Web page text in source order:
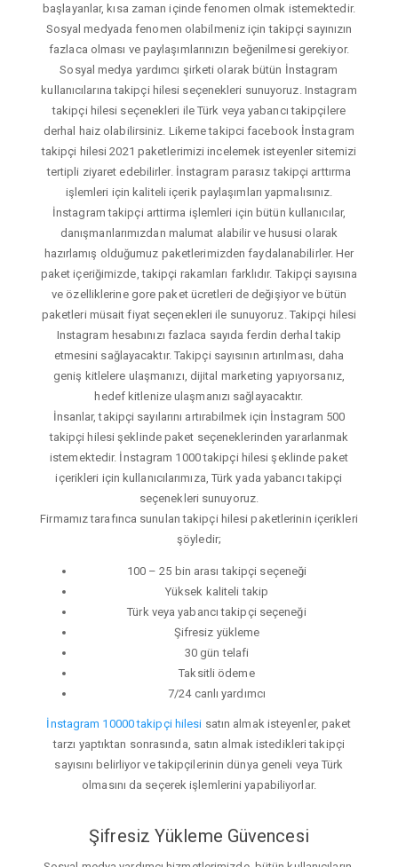
başlayanlar, kısa zaman içinde fenomen olmak istemektedir.
Sosyal medyada fenomen olabilmeniz için takipçi sayınızın
fazlaca olması ve paylaşımlarınızın beğenilmesi gerekiyor.
Sosyal medya yardımcı şirketi olarak bütün İnstagram
kullanıcılarına takipçi hilesi seçenekleri sunuyoruz. Instagram
takipçi hilesi seçenekleri ile Türk veya yabancı takipçilere
derhal haiz olabilirsiniz. Likeme takipci facebook İnstagram
takipçi hilesi 2021 paketlerimizi incelemek isteyenler sitemizi
tertipli ziyaret edebilirler. İnstagram parasız takipçi arttırma
işlemleri için kaliteli içerik paylaşımları yapmalısınız.
İnstagram takipçi arttirma işlemleri için bütün kullanıcılar,
danışmanlarımızdan malumat alabilir ve hususi olarak
hazırlamış olduğumuz paketlerimizden faydalanabilirler. Her
paket içeriğimizde, takipçi rakamları farklıdır. Takipçi sayısına
ve özelliklerine gore paket ücretleri de değişiyor ve bütün
paketleri müsait fiyat seçenekleri ile sunuyoruz. Takipçi hilesi
Instagram hesabınızı fazlaca sayıda ferdin derhal takip
etmesini sağlayacaktır. Takipçi sayısının artırılması, daha
geniş kitlelere ulaşmanızı, dijital marketing yapıyorsanız,
hedef kitlenize ulaşmanızı sağlayacaktır.
İnsanlar, takipçi sayılarını artırabilmek için İnstagram 500
takipçi hilesi şeklinde paket seçeneklerinden yararlanmak
istemektedir. İnstagram 1000 takipçi hilesi şeklinde paket
içerikleri için kullanıcılarımıza, Türk yada yabancı takipçi
seçenekleri sunuyoruz.
Firmamız tarafınca sunulan takipçi hilesi paketlerinin içerikleri
şöyledir;
100 – 25 bin arası takipçi seçeneği
Yüksek kaliteli takip
Türk veya yabancı takipçi seçeneği
Şifresiz yükleme
30 gün telafi
Taksitli ödeme
7/24 canlı yardımcı
İnstagram 10000 takipçi hilesi satın almak isteyenler, paket
tarzı yaptıktan sonrasında, satın almak istedikleri takipçi
sayısını belirliyor ve takipçilerinin dünya geneli veya Türk
olmasını da seçerek işlemlerini yapabiliyorlar.
Şifresiz Yükleme Güvencesi